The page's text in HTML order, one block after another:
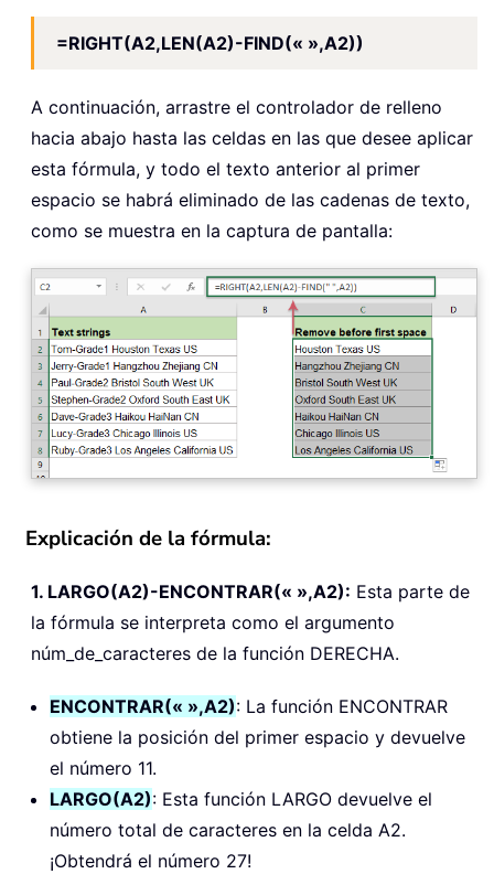
=RIGHT(A2,LEN(A2)-FIND(« »,A2))
A continuación, arrastre el controlador de relleno
hacia abajo hasta las celdas en las que desee aplicar
esta fórmula, y todo el texto anterior al primer
espacio se habrá eliminado de las cadenas de texto,
como se muestra en la captura de pantalla:
Explicación de la fórmula:
1. LARGO(A2)-ENCONTRAR(« »,A2): Esta parte de
la fórmula se interpreta como el argumento
núm_de_caracteres de la función DERECHA.
ENCONTRAR(« »,A2): La función ENCONTRAR
obtiene la posición del primer espacio y devuelve
el número 11.
LARGO(A2): Esta función LARGO devuelve el
número total de caracteres en la celda A2.
¡Obtendrá el número 27!